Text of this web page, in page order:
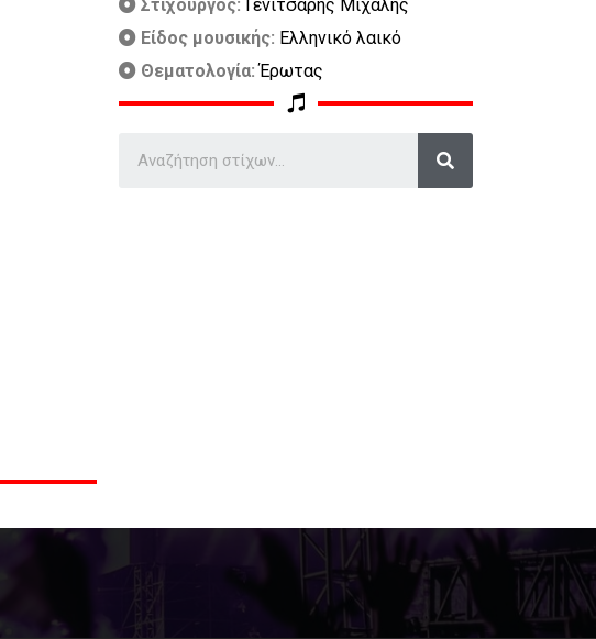
Στιχουργός: Γενίτσαρης Μιχάλης
Είδος μουσικής: Ελληνικό λαικό
Θεματολογία:Έρωτας